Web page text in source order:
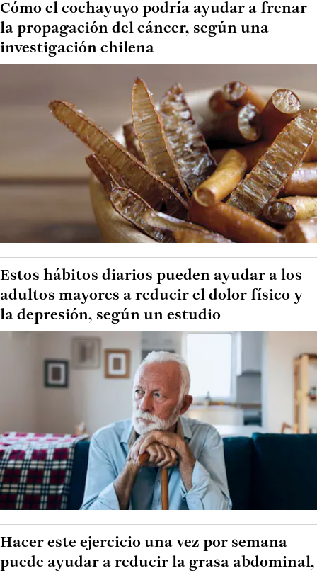
Cómo el cochayuyo podría ayudar a frenar
la propagación del cáncer, según una
investigación chilena
Estos hábitos diarios pueden ayudar a los
adultos mayores a reducir el dolor físico y
la depresión, según un estudio
Hacer este ejercicio una vez por semana
puede ayudar a reducir la grasa abdominal,